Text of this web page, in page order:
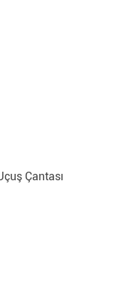
Çantası